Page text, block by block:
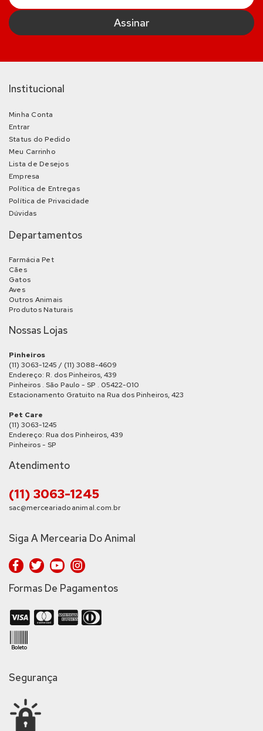
Institucional
Minha Conta
Entrar
Status do Pedido
Meu Carrinho
Lista de Desejos
Empresa
Política de Entregas
Política de Privacidade
Dúvidas
Departamentos
Farmácia Pet
Cães
Gatos
Aves
Outros Animais
Produtos Naturais
Nossas Lojas
Pinheiros
(11) 3063-1245 / (11) 3088-4609
Endereço: R. dos Pinheiros, 439
Pinheiros . São Paulo - SP . 05422-010
Estacionamento Gratuito na Rua dos Pinheiros, 423
Pet Care
(11) 3063-1245
Endereço: Rua dos Pinheiros, 439
Pinheiros - SP
Atendimento
(11) 3063-1245
sac@merceariadoanimal.com.br
Siga A Mercearia Do Animal
Formas De Pagamentos
Segurança